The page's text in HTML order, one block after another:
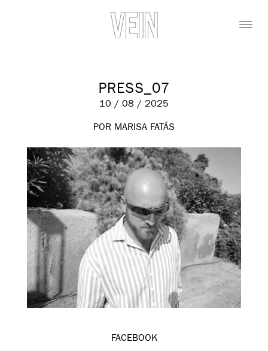
PRESS_07
10 / 08 / 2025
POR MARISA FATÁS
FACEBOOK